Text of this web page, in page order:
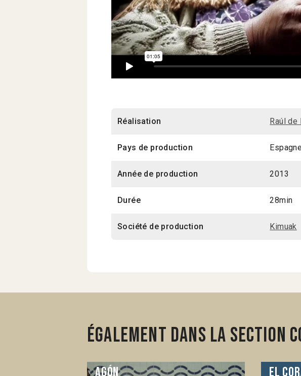
Réalisation Raúl de
Pays de production
Année de production 2013
Durée 28min
Société de production Kimuak
Également dans la section
Agón El